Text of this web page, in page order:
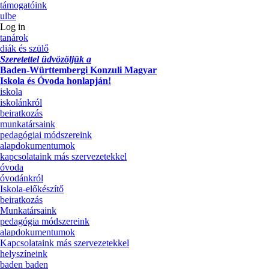
támogatóink
ulbe
Log in
tanárok
diák és szülő
Szeretettel üdvözöljük a
Baden-Württembergi Konzuli Magyar
Iskola és Óvoda honlapján!
iskola
iskolánkról
beiratkozás
munkatársaink
pedagógiai módszereink
alapdokumentumok
kapcsolataink más szervezetekkel
óvoda
óvodánkról
Iskola-előkészítő
beiratkozás
Munkatársaink
pedagógia módszereink
alapdokumentumok
Kapcsolataink más szervezetekkel
helyszíneink
baden baden